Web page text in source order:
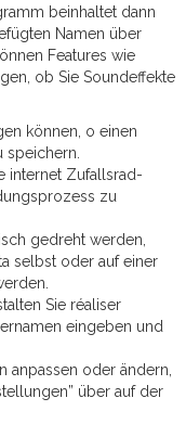
beinhaltet dann
Namen über
Features wie
ob Sie Soundeffekte
können, o einen
internet Zufallsrad-
zu
gedreht werden,
selbst oder auf einer
Sie réaliser
eingeben und
anpassen oder ändern,
über auf der